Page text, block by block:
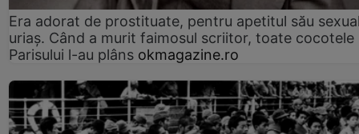
Era adorat de prostituate, pentru apetitul său
uriaș. Când a murit faimosul scriitor, toate cocotele
Parisului l-au plâns okmagazine.ro